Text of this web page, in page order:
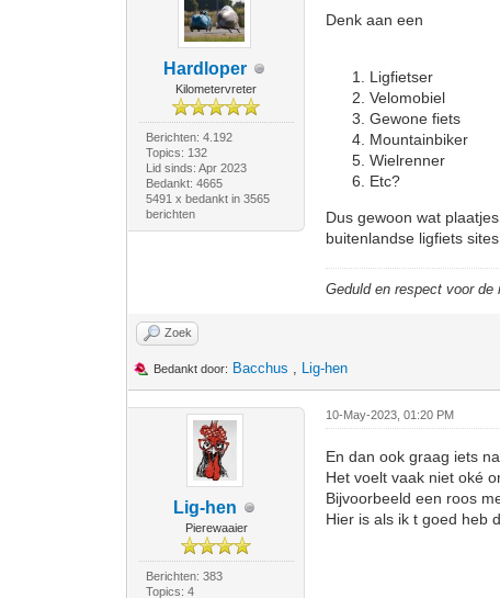
Hardloper
Kilometervreter
Berichten: 4.192
Topics: 132
Lid sinds: Apr 2023
Bedankt: 4665
5491 x bedankt in 3565
berichten
Denk aan een
Ligfietser
Velomobiel
Gewone fiets
Mountainbiker
Wielrenner
Etc?
Dus gewoon wat
buitenlandse ligfiets sites.
Geduld en respect voor
Zoek
Bedankt door: Bacchus , Lig-hen
Lig-hen
Pierewaaier
Berichten: 383
Topics: 4
10-May-2023, 01:20 PM
En dan ook graag iets
Het voelt vaak niet oké
Bijvoorbeeld een roos
Hier is als ik t goed heb